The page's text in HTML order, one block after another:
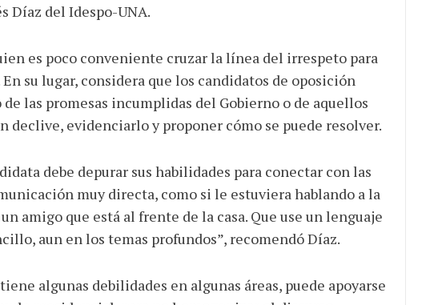
Díaz del Idespo-UNA.
es poco conveniente cruzar la línea del irrespeto para
su lugar, considera que los candidatos de oposición
las promesas incumplidas del Gobierno o de aquellos
declive, evidenciarlo y proponer cómo se puede resolver.
debe depurar sus habilidades para conectar con las
muy directa, como si le estuviera hablando a la
amigo que está al frente de la casa. Que use un lenguaje
aun en los temas profundos”, recomendó Díaz.
algunas debilidades en algunas áreas, puede apoyarse